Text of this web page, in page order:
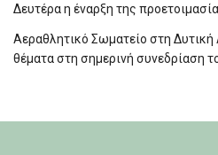
Δευτέρα η έναρξη της
Αεραθλητικό Σωματείο στη
θέματα στη σημερινή συνεδρίαση